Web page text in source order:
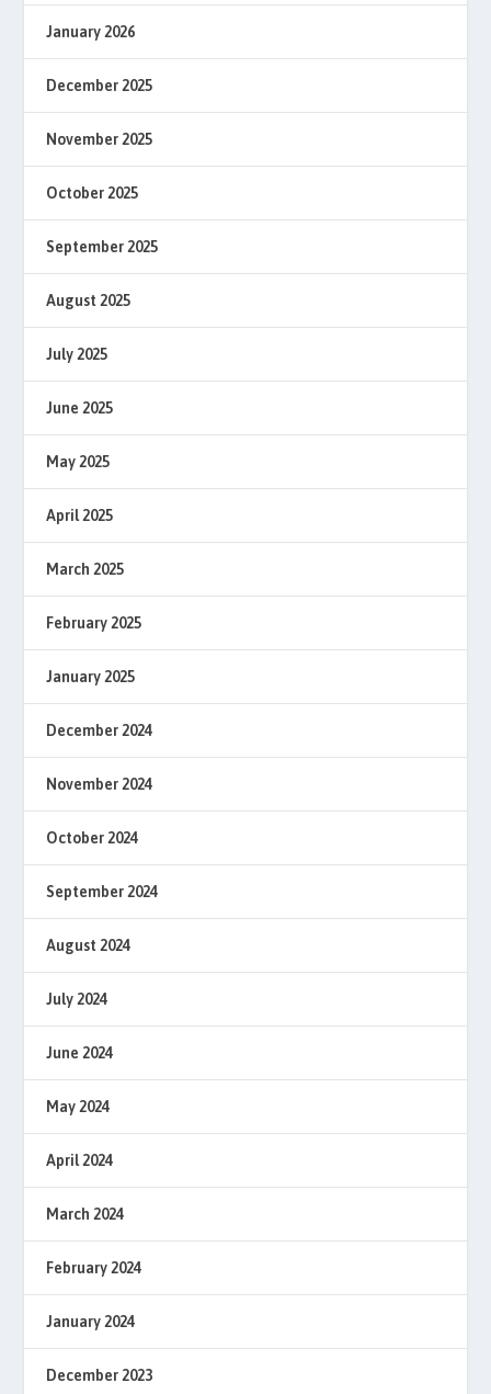
January 2026
December 2025
November 2025
October 2025
September 2025
August 2025
July 2025
June 2025
May 2025
April 2025
March 2025
February 2025
January 2025
December 2024
November 2024
October 2024
September 2024
August 2024
July 2024
June 2024
May 2024
April 2024
March 2024
February 2024
January 2024
December 2023